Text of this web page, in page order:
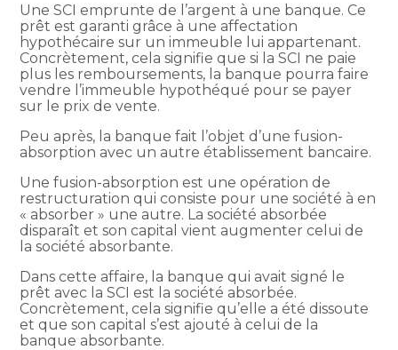
Une SCI emprunte de l’argent à une banque. Ce
prêt est garanti grâce à une affectation
hypothécaire sur un immeuble lui appartenant.
Concrètement, cela signifie que si la SCI ne paie
plus les remboursements, la banque pourra faire
vendre l’immeuble hypothéqué pour se payer
sur le prix de vente.
Peu après, la banque fait l’objet d’une fusion-
absorption avec un autre établissement bancaire.
Une fusion-absorption est une opération de
restructuration qui consiste pour une société à en
« absorber » une autre. La société absorbée
disparaît et son capital vient augmenter celui de
la société absorbante.
Dans cette affaire, la banque qui avait signé le
prêt avec la SCI est la société absorbée.
Concrètement, cela signifie qu’elle a été dissoute
et que son capital s’est ajouté à celui de la
banque absorbante.